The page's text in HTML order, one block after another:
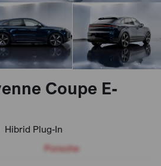
Coupe E-
Hibrid Plug-In
Porsche